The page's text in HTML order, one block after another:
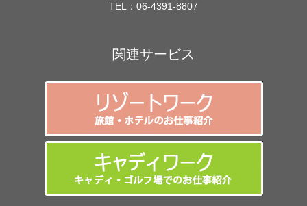
TEL： 06-4391-8807
関連サービス